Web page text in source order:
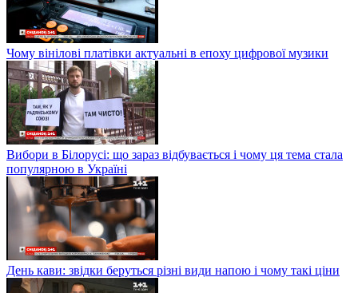
Чому вінілові платівки актуальні в епоху цифрової музики
Вибори в Білорусі: що зараз відбувається і чому ця тема стала
популярною в Україні
День кави: звідки беруться різні види напою і чому такі ціни